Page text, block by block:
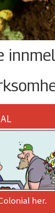
her.